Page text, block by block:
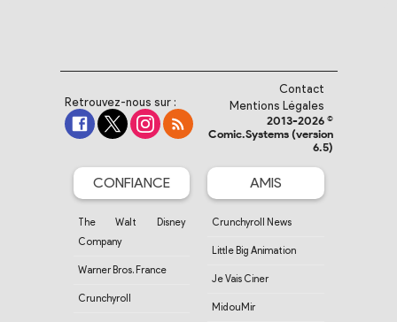
Retrouvez-nous sur :
Contact
Mentions Légales
2013-2026 ©
Comic.Systems (version
6.5)
CONFIANCE
The Walt Disney
Company
Warner Bros. France
Crunchyroll
AMIS
Crunchyroll News
Little Big Animation
Je Vais Ciner
MidouMir